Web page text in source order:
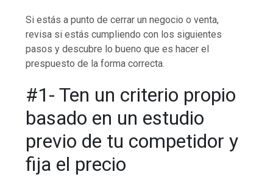
Si estás a punto de cerrar un negocio o venta,
revisa si estás cumpliendo con los siguientes
pasos y descubre lo bueno que es hacer el
prespuesto de la forma correcta.
#1- Ten un criterio propio
basado en un estudio
previo de tu competidor y
fija el precio